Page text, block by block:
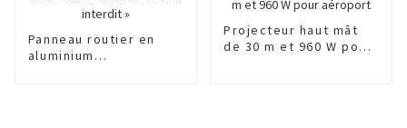
Panneau routier en
aluminium
Projecteur haut mât
de 30 m et 960 W pour